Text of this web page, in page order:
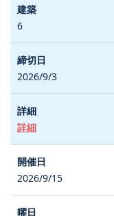
6
2026/9/3
詳細
2026/9/15